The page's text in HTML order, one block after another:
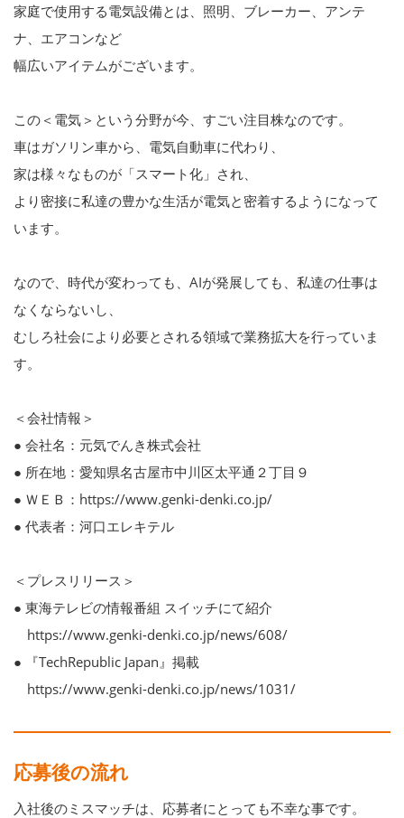
家庭で使用する電気設備とは、照明、ブレーカー、アンテ
ナ、エアコンなど
幅広いアイテムがございます。
この＜電気＞という分野が今、すごい注目株なのです。
車はガソリン車から、電気自動車に代わり、
家は様々なものが「スマート化」され、
より密接に私達の豊かな生活が電気と密着するようになって
います。
なので、時代が変わっても、AIが発展しても、私達の仕事は
なくならないし、
むしろ社会により必要とされる領域で業務拡大を行っていま
す。
＜会社情報＞
● 会社名：元気でんき株式会社
● 所在地：愛知県名古屋市中川区太平通２丁目９
● ＷＥＢ：https://www.genki-denki.co.jp/
● 代表者：河口エレキテル
＜プレスリリース＞
● 東海テレビの情報番組 スイッチにて紹介
https://www.genki-denki.co.jp/news/608/
● 『TechRepublic Japan』掲載
https://www.genki-denki.co.jp/news/1031/
応募後の流れ
入社後のミスマッチは、応募者にとっても不幸な事です。